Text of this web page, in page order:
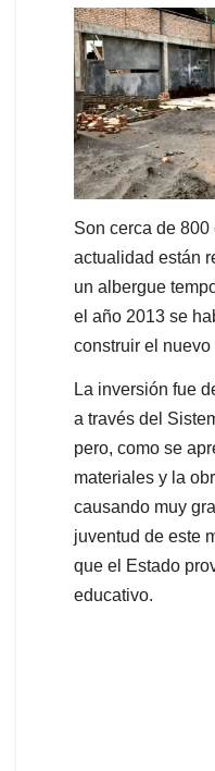
Son cerca de
actualidad están
un albergue
el año 2013 se
construir el nuevo
La inversión fue
a través del
pero, como se
materiales y la
causando muy
juventud de este
que el Estado
educativo.